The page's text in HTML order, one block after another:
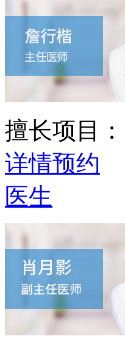
擅长项目：
详情预约
医生